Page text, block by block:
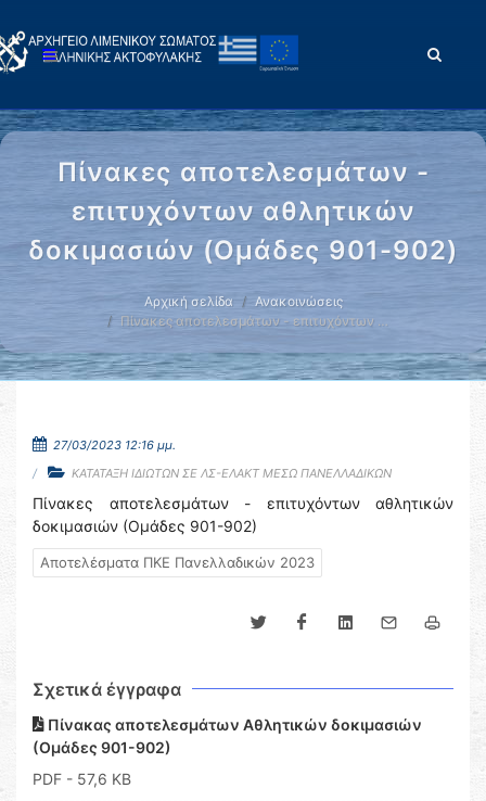
Πίνακες αποτελεσμάτων -
επιτυχόντων αθλητικών
δοκιμασιών (Ομάδες 901-902)
Αρχική σελίδα
Ανακοινώσεις
Πίνακες αποτελεσμάτων - επιτυχόντων …
27/03/2023 12:16 μμ.
ΚΑΤΑΤΑΞΗ ΙΔΙΩΤΩΝ ΣΕ ΛΣ-ΕΛΑΚΤ ΜΕΣΩ ΠΑΝΕΛΛΑΔΙΚΩΝ
Πίνακες αποτελεσμάτων - επιτυχόντων αθλητικών
δοκιμασιών (Ομάδες 901-902)
Αποτελέσματα ΠΚΕ Πανελλαδικών 2023
Σχετικά έγγραφα
Πίνακας αποτελεσμάτων Αθλητικών δοκιμασιών
(Ομάδες 901-902)
PDF - 57,6 KB